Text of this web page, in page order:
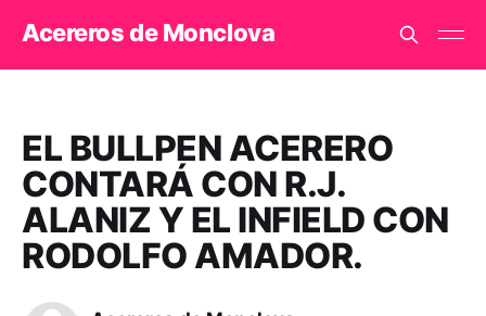
Acereros de Monclova
EL BULLPEN ACERERO
CONTARÁ CON R.J.
ALANIZ Y EL INFIELD CON
RODOLFO AMADOR.